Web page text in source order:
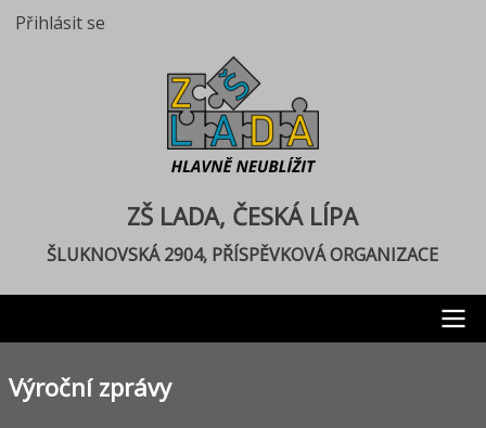
Přejít
User
Přihlásit se
ZŠ LADA, ČESKÁ LÍPA
ŠLUKNOVSKÁ 2904, PŘÍSPĚVKOVÁ ORGANIZACE
Main
navigation
Výroční zprávy